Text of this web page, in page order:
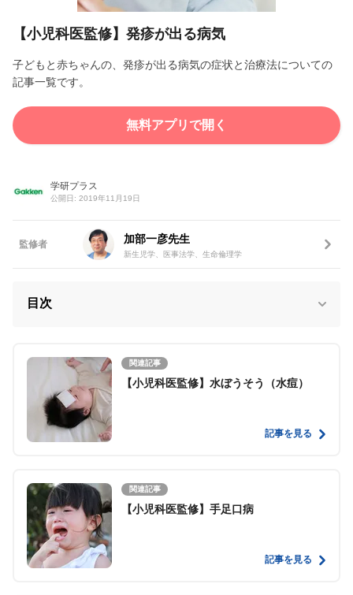
【小児科医監修】発疹が出る病気
子どもと赤ちゃんの、発疹が出る病気の症状と治療法についての
記事一覧です。
無料アプリで開く
学研プラス
公開日: 2019年11月19日
監修者 加部一彦先生
新生児学、医事法学、生命倫理学
目次
関連記事
【小児科医監修】水ぼうそう（水痘）
記事を見る
関連記事
【小児科医監修】手足口病
記事を見る